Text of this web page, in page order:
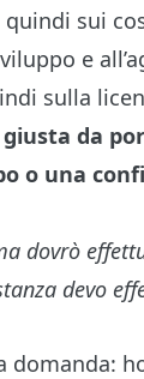
quindi sui
e
sulla
da
o una
dovrò
devo
domanda: